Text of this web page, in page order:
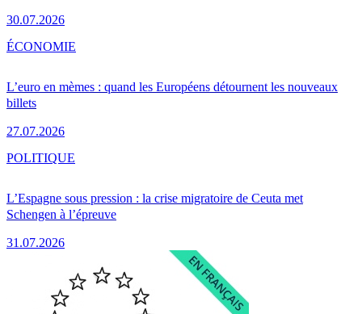
30.07.2026
L’euro en mèmes : quand les Européens détournent les nouveaux
billets
27.07.2026
ÉCONOMIE
L’Espagne sous pression : la crise migratoire de Ceuta met
Schengen à l’épreuve
31.07.2026
POLITIQUE